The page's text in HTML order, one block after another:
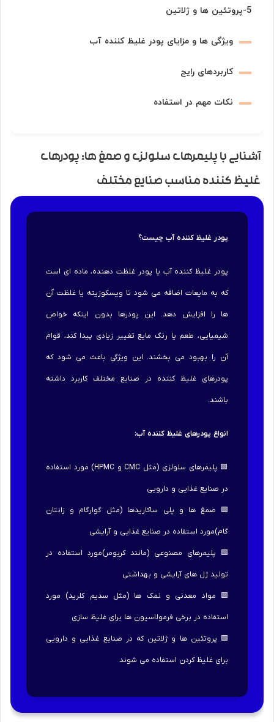
5-پروتئین ها و ژلاتین
ویژگی ها و مزایای پودر غلیظ کننده آب
کاربردهای رایج
نکات مهم در استفاده
آشنایی با پلیمرهای سلولزی و صمغ ها: پودرهای
غلیظ کننده مناسب صنایع مختلف
پودر غلیظ کننده آب چیست؟
پودر غلیظ کننده آب یا پودر غلظت دهنده، ماده ای است
که به مایعات اضافه می شود تا ویسکوزیته یا غلظت آن
ها را افزایش دهد. این پودرها بدون اینکه خواص
شیمیایی، طعم یا رنگ مایع تغییر زیادی پیدا کند، قوام
آن را بهبود می بخشند. این ویژگی باعث می شود که
پودرهای غلیظ کننده در صنایع مختلف کاربرد داشته
باشند.
انواع پودرهای غلیظ کننده آب:
🟩 پلیمرهای سلولزی (مثل CMC و HPMC) مورد استفاده
در صنایع غذایی و دارویی
🟩 صمغ ها و پلی ساکاریدها (مثل گوارگام و زانتان
گام)مورد استفاده در صنایع غذایی و آرایشی
🟩 پلیمرهای مصنوعی (مانند کربومر)مورد استفاده در
تولید ژل های آرایشی و بهداشتی
🟩 مواد معدنی و نمک ها (مثل سدیم کلرید) مورد
استفاده در برخی فرمولاسیون ها برای غلیظ سازی
🟩 پروتئین ها و ژلاتین که در صنایع غذایی و دارویی
برای غلیظ کردن استفاده می شوند